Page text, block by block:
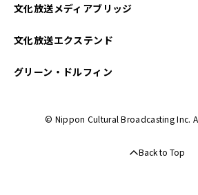
文化放送メディアブリッジ
文化放送エクステンド
グリーン・ドルフィン
© Nippon Cultural Broadcasting Inc.
Back to Top